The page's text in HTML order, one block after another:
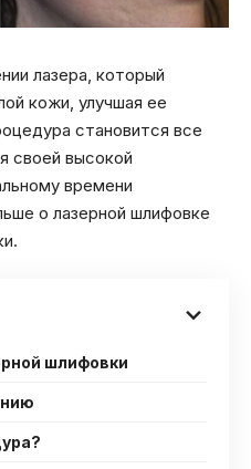
лазера, который
кожи, улучшая ее
становится все
своей высокой
времени
о лазерной шлифовке
шлифовки